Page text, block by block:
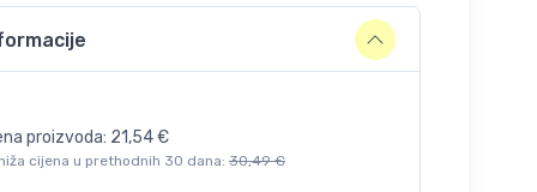
proizvoda: 21,54€
cijena u prethodnih 30 dana: 30,49 €